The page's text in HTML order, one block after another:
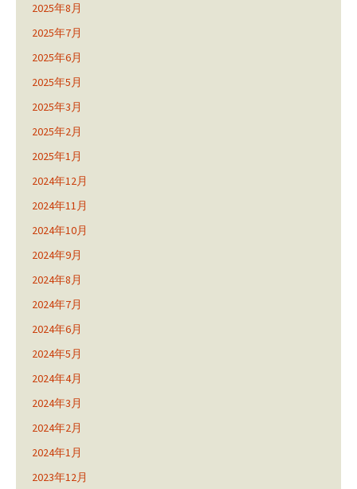
2025年8月
2025年7月
2025年6月
2025年5月
2025年3月
2025年2月
2025年1月
2024年12月
2024年11月
2024年10月
2024年9月
2024年8月
2024年7月
2024年6月
2024年5月
2024年4月
2024年3月
2024年2月
2024年1月
2023年12月